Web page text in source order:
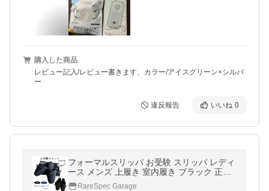
購入した商品
レビュー記入/レビュー書きます、カラー/アイスグリーン×シルバ
ー
違反報告 いいね 0
フォーマルスリッパ お受験 スリッパ レディ
ース メンズ 上履き 室内履き ブラック 正装
男性 袋付き 黒 ネイビー 冠婚葬祭 リボン
RareSpec Garage